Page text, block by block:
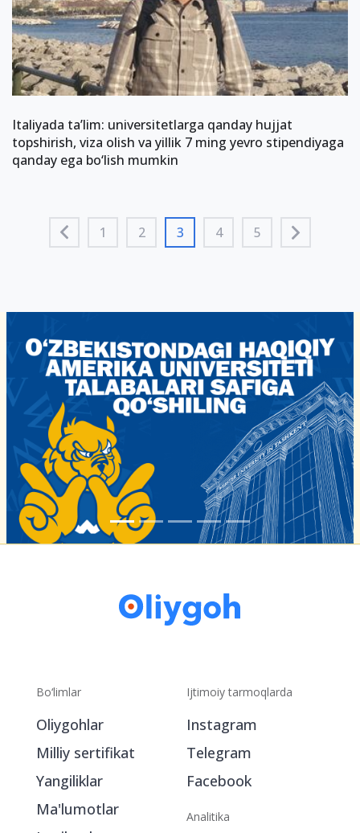
Italiyada ta’lim: universitetlarga qanday hujjat
topshirish, viza olish va yillik 7 ming yevro stipendiyaga
qanday ega bo‘lish mumkin
1 2 3 4 5
Bo‘limlar
Oliygohlar
Milliy sertifikat
Yangiliklar
Ma'lumotlar
Ijtimoiy tarmoqlarda
Instagram
Telegram
Facebook
Analitika